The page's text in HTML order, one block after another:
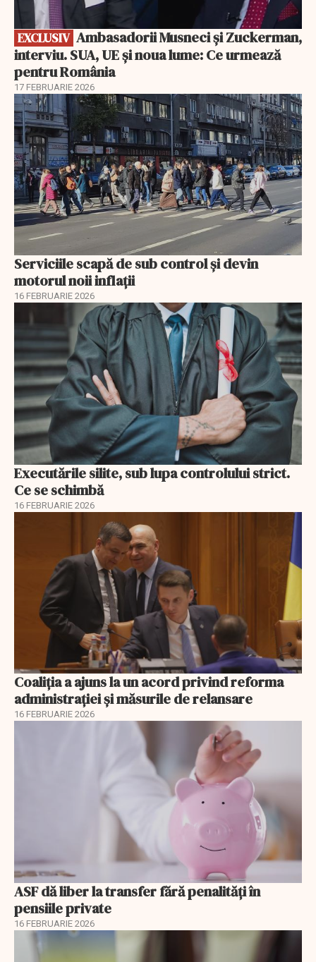
EXCLUSIV
interviu. SUA, UE și noua lume: Ce urmează
pentru România
17 FEBRUARIE 2026
Serviciile scapă de sub control și devin
motorul noii inflații
16 FEBRUARIE 2026
Executările silite, sub lupa controlului strict.
Ce se schimbă
16 FEBRUARIE 2026
Coaliția a ajuns la un acord privind reforma
administrației și măsurile de relansare
16 FEBRUARIE 2026
ASF dă liber la transfer fără penalități în
pensiile private
16 FEBRUARIE 2026